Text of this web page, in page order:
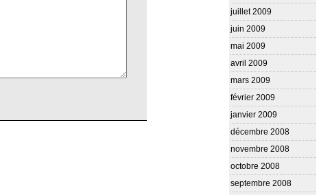
juillet 2009
juin 2009
mai 2009
avril 2009
mars 2009
février 2009
janvier 2009
décembre 2008
novembre 2008
octobre 2008
septembre 2008